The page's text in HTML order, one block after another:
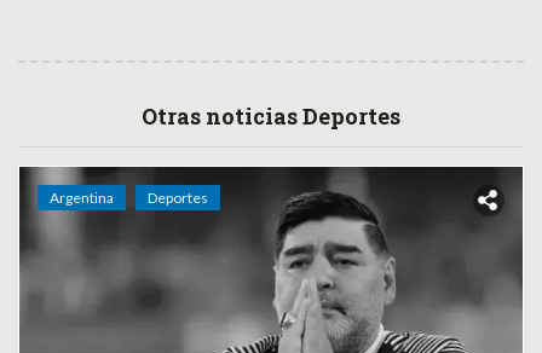
Otras noticias Deportes
Argentina Deportes